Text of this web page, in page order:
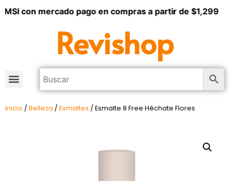
con mercado pago en compras a partir de $1,299
Revishop
Inicio / Belleza / Esmaltes / Esmalte 8 Free Héchate Flores